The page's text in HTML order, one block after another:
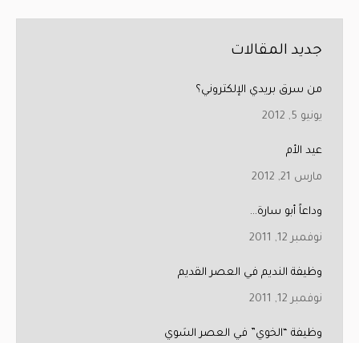
جديد المقالات
من سرق بريدي الإلكتروني؟
يونيو 5, 2012
عيد الأم
مارس 21, 2012
وداعاً أبو سارة…
نوفمبر 12, 2011
وظيفة النديم في العصر القديم
نوفمبر 12, 2011
وظيفة “الخوي” في العصر السَوي